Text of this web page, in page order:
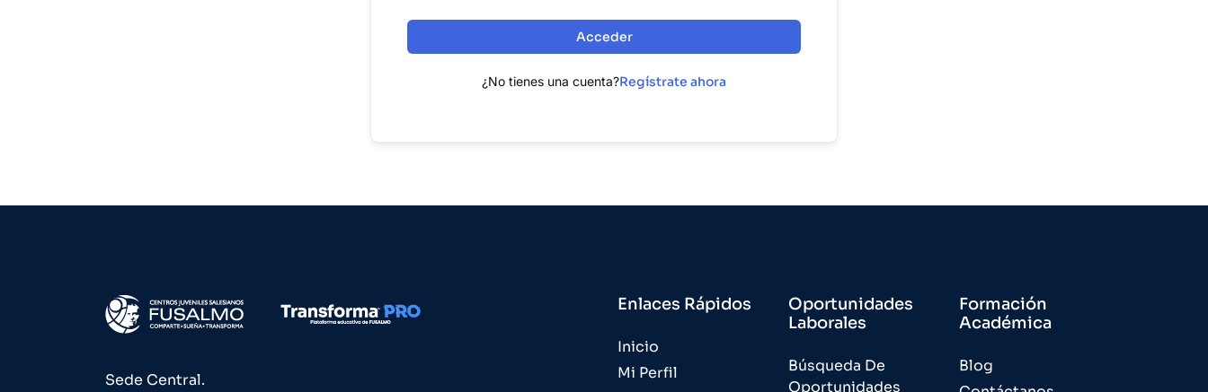
Acceder
¿No tienes una cuenta?Regístrate ahora
Sede Central.
Enlaces Rápidos
Inicio
Mi Perfil
Oportunidades
Laborales
Búsqueda De
Oportunidades
Formación
Académica
Blog